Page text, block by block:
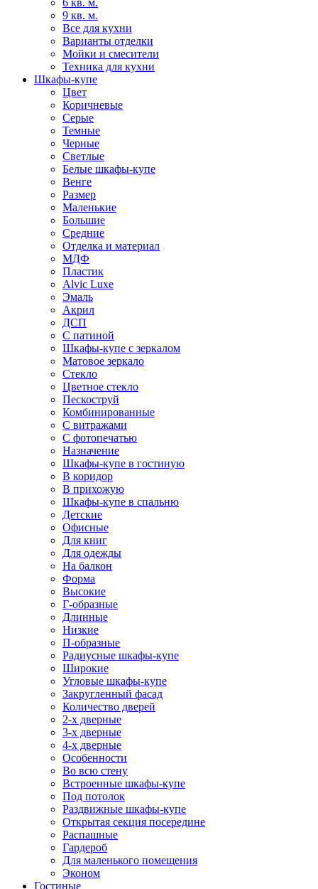
6 кв. м.
9 кв. м.
Все для кухни
Варианты отделки
Мойки и смесители
Техника для кухни
Шкафы-купе
Цвет
Коричневые
Серые
Темные
Черные
Светлые
Белые шкафы-купе
Венге
Размер
Маленькие
Большие
Средние
Отделка и материал
МДФ
Пластик
Alvic Luxe
Эмаль
Акрил
ДСП
С патиной
Шкафы-купе с зеркалом
Матовое зеркало
Стекло
Цветное стекло
Пескоструй
Комбинированные
С витражами
С фотопечатью
Назначение
Шкафы-купе в гостиную
В коридор
В прихожую
Шкафы-купе в спальню
Детские
Офисные
Для книг
Для одежды
На балкон
Форма
Высокие
Г-образные
Длинные
Низкие
П-образные
Радиусные шкафы-купе
Широкие
Угловые шкафы-купе
Закругленный фасад
Количество дверей
2-х дверные
3-х дверные
4-х дверные
Особенности
Во всю стену
Встроенные шкафы-купе
Под потолок
Раздвижные шкафы-купе
Открытая секция посередине
Распашные
Гардероб
Для маленького помещения
Эконом
Гостиные